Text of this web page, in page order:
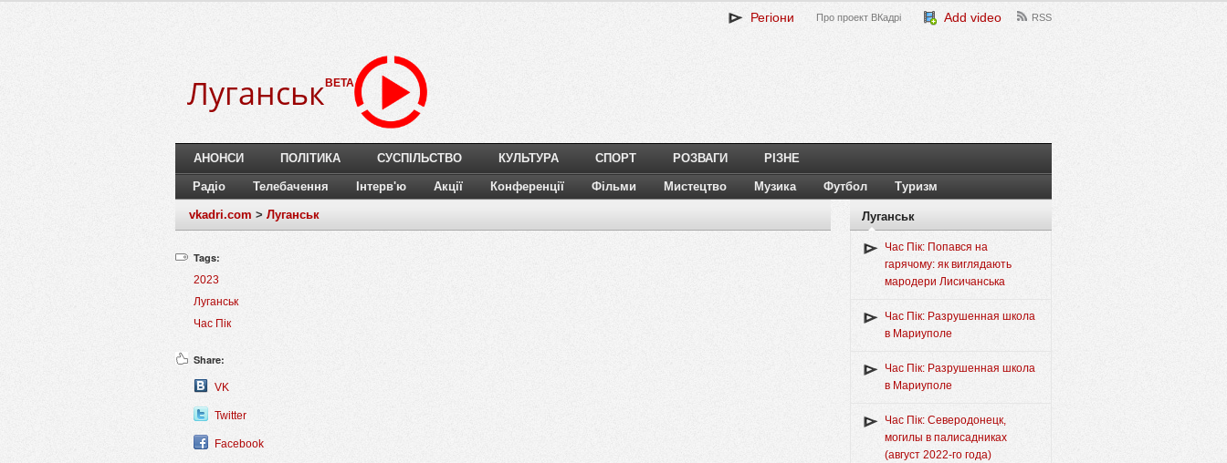
Регіони Про проект ВКадрі Add video RSS
Луганськ BETA
АНОНСИ ПОЛІТИКА СУСПІЛЬСТВО КУЛЬТУРА СПОРТ РОЗВАГИ РІЗНЕ
Радіо Телебачення Інтерв'ю Акції Конференції Фільми Мистецтво Музика Футбол Туризм
vkadri.com > Луганськ
Tags:
2023
Луганськ
Час Пік
Share:
VK
Twitter
Facebook
Луганськ
Час Пік: Попався на
гарячому: як виглядають
мародери Лисичанська
Час Пік: Разрушенная школа
в Мариуполе
Час Пік: Разрушенная школа
в Мариуполе
Час Пік: Северодонецк,
могилы в палисадниках
(август 2022-го года)